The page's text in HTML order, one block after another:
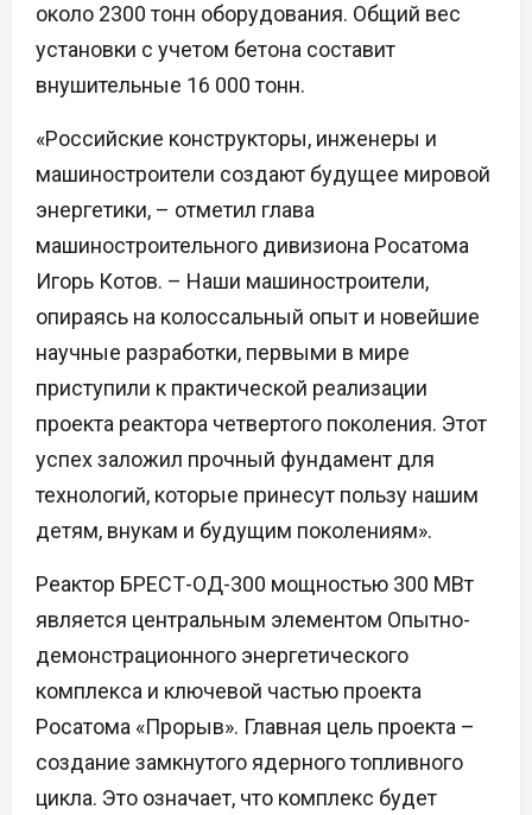
около 2300 тонн оборудования. Общий вес
установки с учетом бетона составит
внушительные 16 000 тонн.
«Российские конструкторы, инженеры и
машиностроители создают будущее мировой
энергетики, – отметил глава
машиностроительного дивизиона Росатома
Игорь Котов. – Наши машиностроители,
опираясь на колоссальный опыт и новейшие
научные разработки, первыми в мире
приступили к практической реализации
проекта реактора четвертого поколения. Этот
успех заложил прочный фундамент для
технологий, которые принесут пользу нашим
детям, внукам и будущим поколениям».
Реактор БРЕСТ-ОД-300 мощностью 300 МВт
является центральным элементом Опытно-
демонстрационного энергетического
комплекса и ключевой частью проекта
Росатома «Прорыв». Главная цель проекта –
создание замкнутого ядерного топливного
цикла. Это означает, что комплекс будет